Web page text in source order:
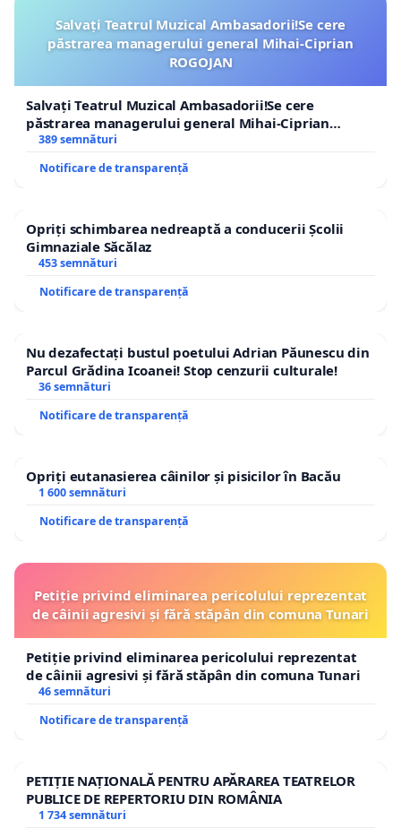
Salvați Teatrul Muzical Ambasadorii!Se cere
păstrarea managerului general Mihai-Ciprian
ROGOJAN
Salvați Teatrul Muzical Ambasadorii!Se cere
păstrarea managerului general Mihai-Ciprian
ROGOJAN
389 semnături
Notificare de transparență
Opriți schimbarea nedreaptă a conducerii Școlii
Gimnaziale Săcălaz
453 semnături
Notificare de transparență
Nu dezafectați bustul poetului Adrian Păunescu din
Parcul Grădina Icoanei! Stop cenzurii culturale!
36 semnături
Notificare de transparență
Opriți eutanasierea câinilor și pisicilor în Bacău
1 600 semnături
Notificare de transparență
Petiție privind eliminarea pericolului reprezentat
de câinii agresivi și fără stăpân din comuna Tunari
Petiție privind eliminarea pericolului reprezentat
de câinii agresivi și fără stăpân din comuna Tunari
46 semnături
Notificare de transparență
PETIȚIE NAȚIONALĂ PENTRU APĂRAREA TEATRELOR
PUBLICE DE REPERTORIU DIN ROMÂNIA
1 734 semnături